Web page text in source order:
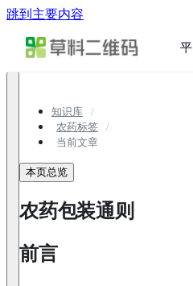
跳到主要内容
知识库
农药标签
当前文章
本页总览
农药包装通则
前言